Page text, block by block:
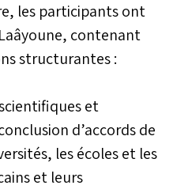
les participants ont
contenant
structurantes :
et
d’accords de
les écoles et les
et leurs